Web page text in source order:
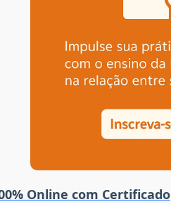
Online com Certificado